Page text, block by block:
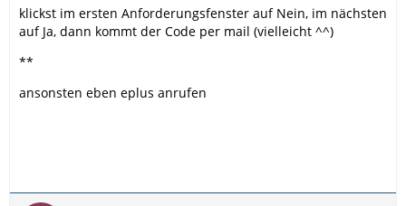
klickst im ersten Anforderungsfenster auf Nein, im nächsten
auf Ja, dann kommt der Code per mail (vielleicht ^^)
**
ansonsten eben eplus anrufen